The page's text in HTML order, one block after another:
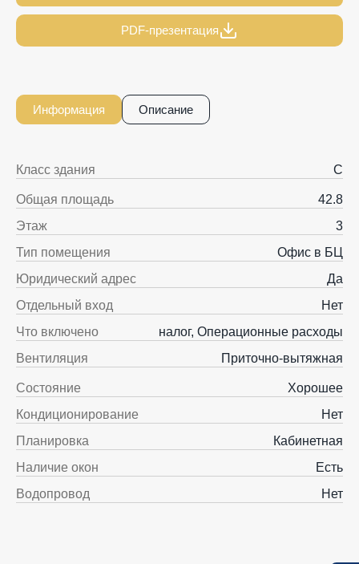
PDF-презентация
Информация Описание
Класс здания C
Общая площадь
42.8
Этаж
3
Тип помещения
Офис в БЦ
Юридический адрес
Да
Отдельный вход
Нет
Что включено
налог, Операционные расходы
Вентиляция
Приточно-вытяжная
Состояние
Хорошее
Кондиционирование
Нет
Планировка
Кабинетная
Наличие окон
Есть
Водопровод
Нет